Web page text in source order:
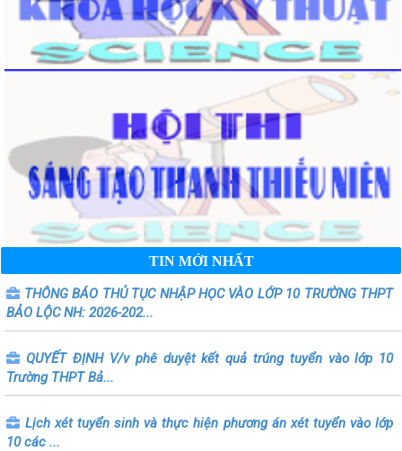
TIN MỚI NHẤT
THÔNG BÁO THỦ TỤC NHẬP HỌC VÀO LỚP 10 TRƯỜNG THPT
BẢO LỘC NH: 2026-202...
QUYẾT ĐỊNH V/v phê duyệt kết quả trúng tuyển vào lớp 10
Trường THPT Bả...
Lịch xét tuyển sinh và thực hiện phương án xét tuyển vào lớp
10 các ...